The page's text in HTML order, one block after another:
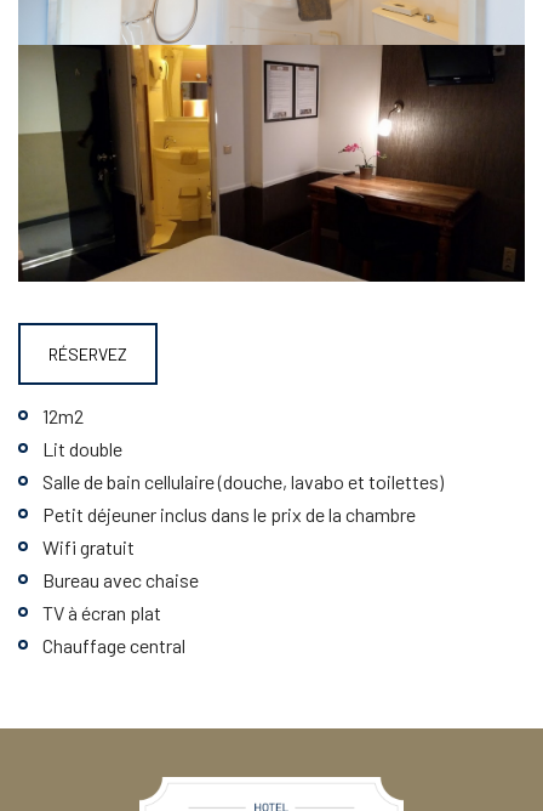
RÉSERVEZ
12m2
Lit double
Salle de bain cellulaire (douche, lavabo et toilettes)
Petit déjeuner inclus dans le prix de la chambre
Wifi gratuit
Bureau avec chaise
TV à écran plat
Chauffage central